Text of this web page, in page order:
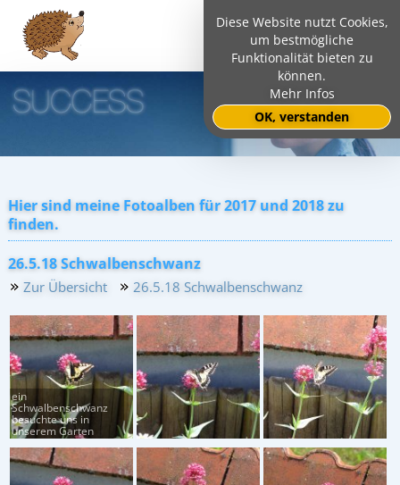
Hier sind meine Fotoalben für 2017 und 2018 zu
finden.
26.5.18 Schwalbenschwanz
Zur Übersicht 26.5.18 Schwalbenschwanz
ein
Schwalbenschwanz
besuchte uns in
unserem Garten
Diese Website nutzt Cookies,
um bestmögliche
Funktionalität bieten zu
können.
Mehr Infos
OK, verstanden